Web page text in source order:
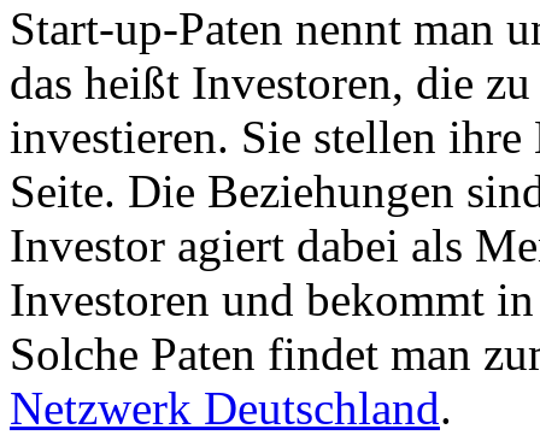
Start-up-Paten nennt man
das heißt Investoren, die
investieren. Sie stellen
Seite. Die Beziehungen
Investor agiert dabei als
Investoren und bekommt
Solche Paten findet man
Netzwerk Deutschland.